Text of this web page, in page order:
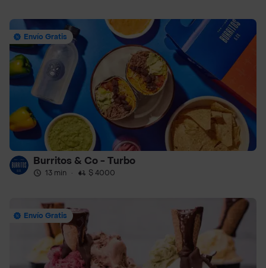
Envío Gratis
Burritos & Co - Turbo
13 min · $ 4000
Envío Gratis